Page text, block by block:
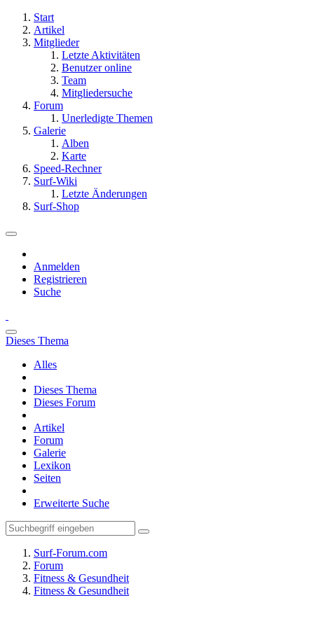
Start
Artikel
Mitglieder
Letzte Aktivitäten
Benutzer online
Team
Mitgliedersuche
Forum
Unerledigte Themen
Galerie
Alben
Karte
Speed-Rechner
Surf-Wiki
Letzte Änderungen
Surf-Shop
Anmelden
Registrieren
Suche
Dieses Thema
Alles
Dieses Thema
Dieses Forum
Artikel
Forum
Galerie
Lexikon
Seiten
Erweiterte Suche
Surf-Forum.com
Forum
Fitness & Gesundheit
Fitness & Gesundheit